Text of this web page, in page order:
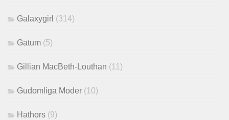
Galaxygirl (314)
Gatum (5)
Gillian MacBeth-Louthan (11)
Gudomliga Moder (10)
Hathors (9)